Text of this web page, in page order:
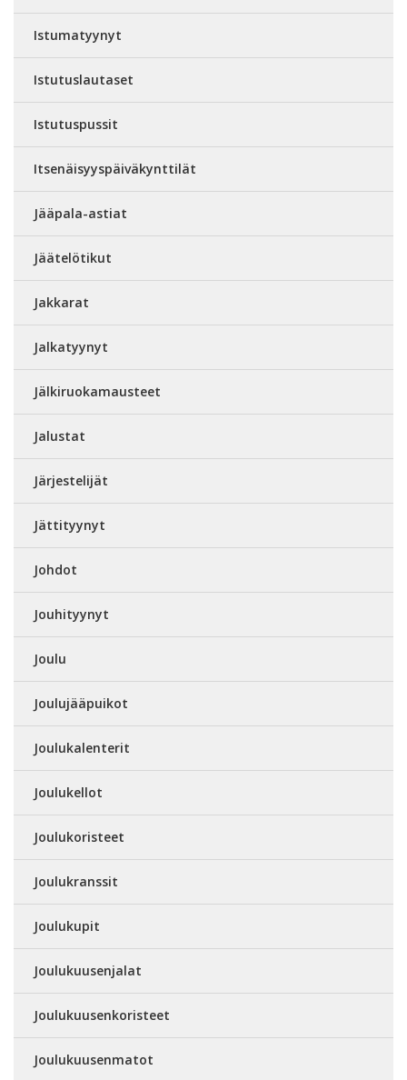
Istumatyynyt
Istutuslautaset
Istutuspussit
Itsenäisyyspäiväkynttilät
Jääpala-astiat
Jäätelötikut
Jakkarat
Jalkatyynyt
Jälkiruokamausteet
Jalustat
Järjestelijät
Jättityynyt
Johdot
Jouhityynyt
Joulu
Joulujääpuikot
Joulukalenterit
Joulukellot
Joulukoristeet
Joulukranssit
Joulukupit
Joulukuusenjalat
Joulukuusenkoristeet
Joulukuusenmatot